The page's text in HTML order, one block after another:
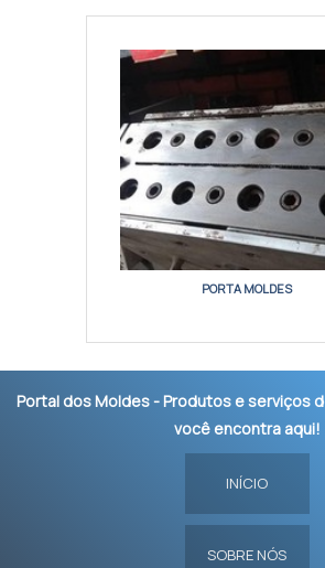
PORTA MOLDES
Portal dos Moldes - Produtos e serviços
você encontra aqui!
INÍCIO
SOBRE NÓS